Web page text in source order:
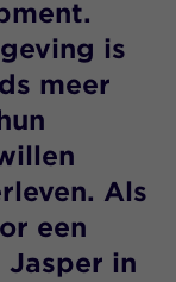
is
meer
Als
een
in